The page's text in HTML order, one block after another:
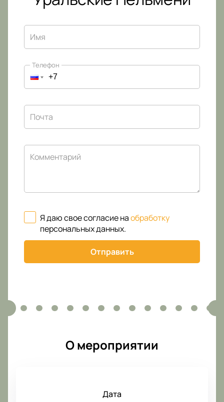
Имя
Телефон
Почта
Комментарий
Я даю свое согласие наобработку
персональных данных.
Отправить
О мероприятии
Дата